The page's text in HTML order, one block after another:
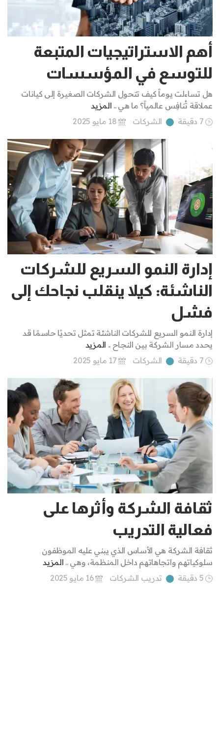
أهم الاستراتيجيات المتبعة
للتوسع في المؤسسات
هل تساءلت يوماً كيف تتحول الشركات الصغيرة إلى كيانات
عملاقة تُنافِس عالمياً؟ ما هي .. المزيد
7 دقيقة
الشركات 18 مايو 2025
إدارة النمو السريع للشركات
الناشئة: كيلا ينقلب نجاحك إلى
فشل
إدارة النمو السريع للشركات الناشئة تمثل تحديًا حاسمًا قد
يحدد مسار الشركة بين النجاح .. المزيد
7 دقيقة
الشركات 17 مايو 2025
ثقافة الشركة وأثرها على
فعالية التدريب
ثقافة الشركة هي الأساس الذي يبني عليه الموظفون
سلوكياتهم واتجاهاتهم داخل المنظمة، وهي .. المزيد
5 دقيقة
تدريب الشركات 16 مايو 2025